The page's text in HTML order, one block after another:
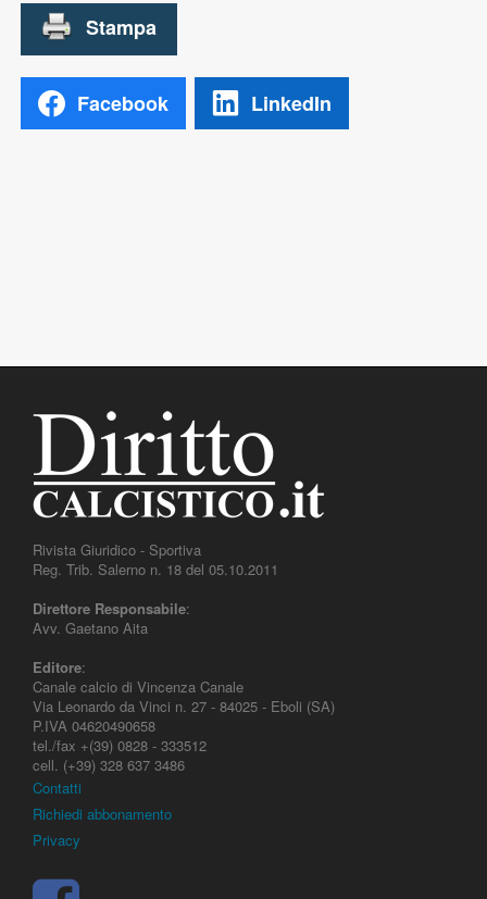
Facebook LinkedIn
Rivista Giuridico - Sportiva
Reg. Trib. Salerno n. 18 del 05.10.2011
Direttore Responsabile:
Avv. Gaetano Aita
Editore:
Canale calcio di Vincenza Canale
Via Leonardo da Vinci n. 27 - 84025 - Eboli (SA)
P.IVA 04620490658
tel./fax +(39) 0828 - 333512
cell. (+39) 328 637 3486
Contatti
Richiedi abbonamento
Privacy